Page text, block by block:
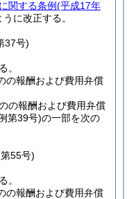
関する条例(平成17年
に改正する。
37号)
。
の報酬および費用弁償
の報酬および費用弁償
第39号)の一部を次の
55号)
。
の報酬および費用弁償